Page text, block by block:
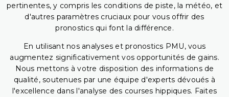
pertinentes, y compris les conditions de piste, la météo, et
d'autres paramètres cruciaux pour vous offrir des
pronostics qui font la différence.
En utilisant nos analyses et pronostics PMU, vous
augmentez significativement vos opportunités de gains.
Nous mettons à votre disposition des informations de
qualité, soutenues par une équipe d'experts dévoués à
l'excellence dans l'analyse des courses hippiques. Faites